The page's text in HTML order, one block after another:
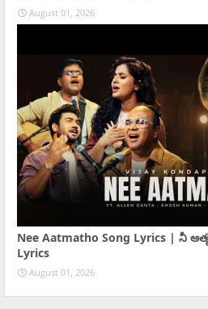
August 01, 2026
Nee Aatmatho Song Lyrics | నీ
Lyrics
August 01, 2026